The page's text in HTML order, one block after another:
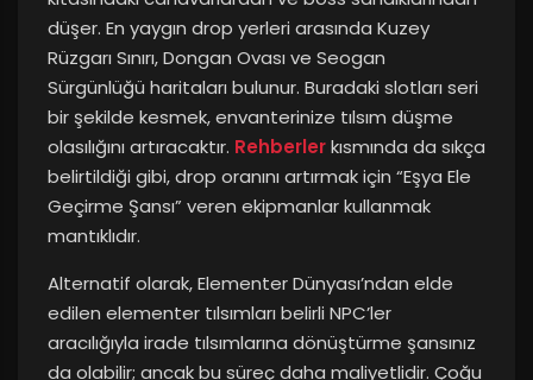
düşer. En yaygın drop yerleri arasında Kuzey
Rüzgarı Sınırı, Dongan Ovası ve Seogan
Sürgünlüğü haritaları bulunur. Buradaki slotları seri
bir şekilde kesmek, envanterinize tılsım düşme
olasılığını artıracaktır. Rehberlerkısmında da sıkça
belirtildiği gibi, drop oranını artırmak için “Eşya Ele
Geçirme Şansı” veren ekipmanlar kullanmak
mantıklıdır.
Alternatif olarak, Elementer Dünyası’ndan elde
edilen elementer tılsımları belirli NPC’ler
aracılığıyla irade tılsımlarına dönüştürme şansınız
da olabilir; ancak bu süreç daha maliyetlidir. Çoğu